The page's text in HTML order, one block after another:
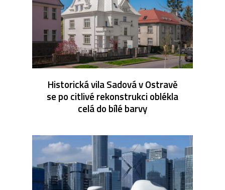
Historická vila Sadová v Ostravě
se po citlivé rekonstrukci oblékla
celá do bílé barvy